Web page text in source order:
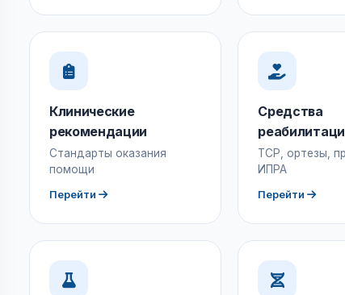
Клинические
рекомендации
Стандарты оказания
помощи
Перейти
Средства
ТСР, ортезы,
ИПРА
Перейти